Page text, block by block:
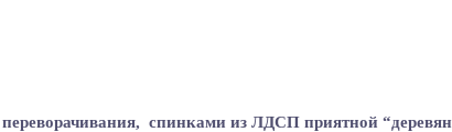
спинками из ЛДСП приятной